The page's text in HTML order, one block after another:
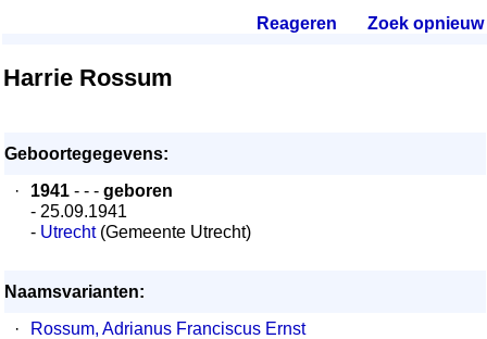
Reageren Zoek opnieuw.
Harrie Rossum
Geboortegegevens:
·
1941 - - - geboren
- 25.09.1941
- Utrecht(Gemeente Utrecht)
Naamsvarianten:
·
Rossum, Adrianus Franciscus Ernst